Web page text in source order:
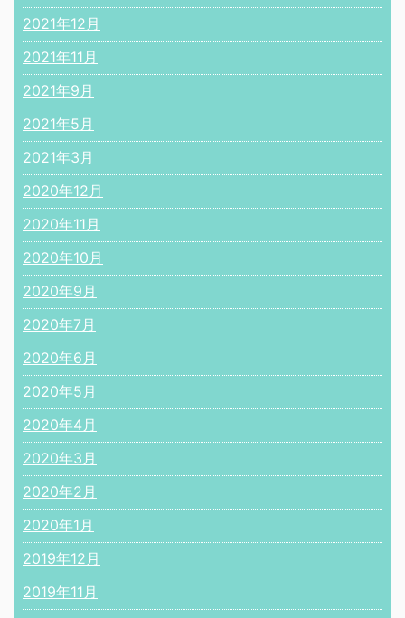
2021年12月
2021年11月
2021年9月
2021年5月
2021年3月
2020年12月
2020年11月
2020年10月
2020年9月
2020年7月
2020年6月
2020年5月
2020年4月
2020年3月
2020年2月
2020年1月
2019年12月
2019年11月